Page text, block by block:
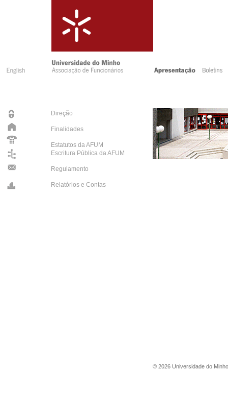
Direção
Finalidades
Estatutos da AFUM
Escritura Pública da AFUM
Regulamento
Relatórios e Contas
© 2026 Universidade do